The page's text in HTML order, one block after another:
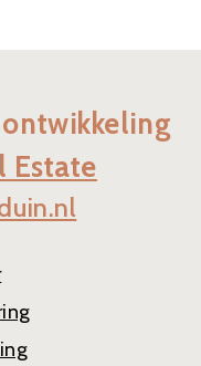
Estate